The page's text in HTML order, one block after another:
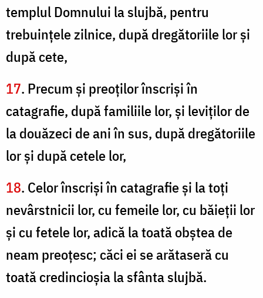
templul Domnului la slujbă, pentru
trebuinţele zilnice, după dregătoriile lor şi
după cete,
17. Precum şi preoţilor înscrişi în
catagrafie, după familiile lor, şi leviţilor de
la douăzeci de ani în sus, după dregătoriile
lor şi după cetele lor,
18. Celor înscrişi în catagrafie şi la toţi
nevârstnicii lor, cu femeile lor, cu băieţii lor
şi cu fetele lor, adică la toată obştea de
neam preoţesc; căci ei se arătaseră cu
toată credincioşia la sfânta slujbă.